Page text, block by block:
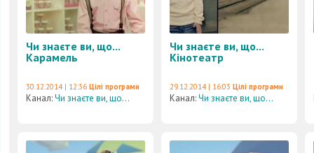
Чи знаєте ви, що...
Карамель
30.12.2014 | 12:36 Цілі програми
Канал:Чи знаєте ви, що...
Чи знаєте ви, що...
Кінотеатр
29.12.2014 | 16:03 Цілі програми
Канал:Чи знаєте ви, що...